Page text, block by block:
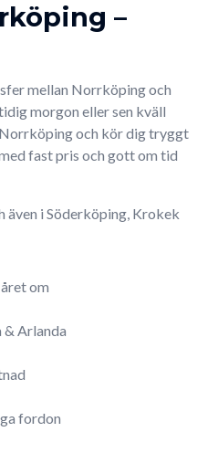
–
mellan Norrköping och
morgon eller sen kväll
och kör dig tryggt
fast pris och gott om tid
i Söderköping, Krokek
om
Arlanda
fordon